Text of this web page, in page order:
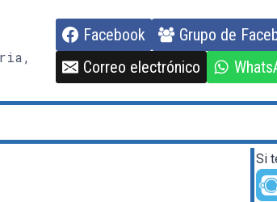
Facebook Grupo de
Correo electrónico
Si